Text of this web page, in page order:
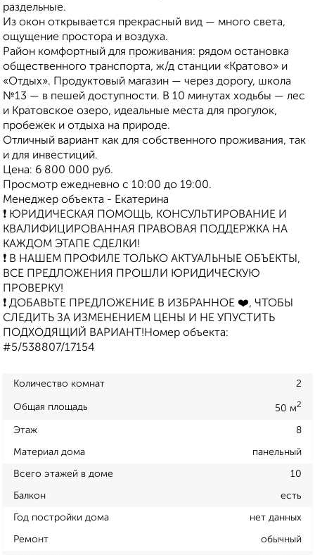
раздельные.
Из окон открывается прекрасный вид — много света,
ощущение простора и воздуха.
Район комфортный для проживания: рядом остановка
общественного транспорта, ж/д станции «Кратово» и
«Отдых». Продуктовый магазин — через дорогу, школа
№13 — в пешей доступности. В 10 минутах ходьбы — лес
и Кратовское озеро, идеальные места для прогулок,
пробежек и отдыха на природе.
Отличный вариант как для собственного проживания, так
и для инвестиций.
Цена: 6 800 000 руб.
Просмотр ежедневно с 10:00 до 19:00.
Менеджер объекта - Екатерина
❗ ЮРИДИЧЕСКАЯ ПОМОЩЬ, КОНСУЛЬТИРОВАНИЕ И
КВАЛИФИЦИРОВАННАЯ ПРАВОВАЯ ПОДДЕРЖКА НА
КАЖДОМ ЭТАПЕ СДЕЛКИ!
❗ В НАШЕМ ПРОФИЛЕ ТОЛЬКО АКТУАЛЬНЫЕ ОБЪЕКТЫ,
ВСЕ ПРЕДЛОЖЕНИЯ ПРОШЛИ ЮРИДИЧЕСКУЮ
ПРОВЕРКУ!
❗ ДОБАВЬТЕ ПРЕДЛОЖЕНИЕ В ИЗБРАННОЕ ❤️, ЧТОБЫ
СЛЕДИТЬ ЗА ИЗМЕНЕНИЕМ ЦЕНЫ И НЕ УПУСТИТЬ
ПОДХОДЯЩИЙ ВАРИАНТ!Номер объекта:
#5/538807/17154
Количество комнат 2
Общая площадь 50 м2
Этаж 8
Материал дома панельный
Всего этажей в доме 10
Балкон есть
Год постройки дома нет данных
Ремонт обычный